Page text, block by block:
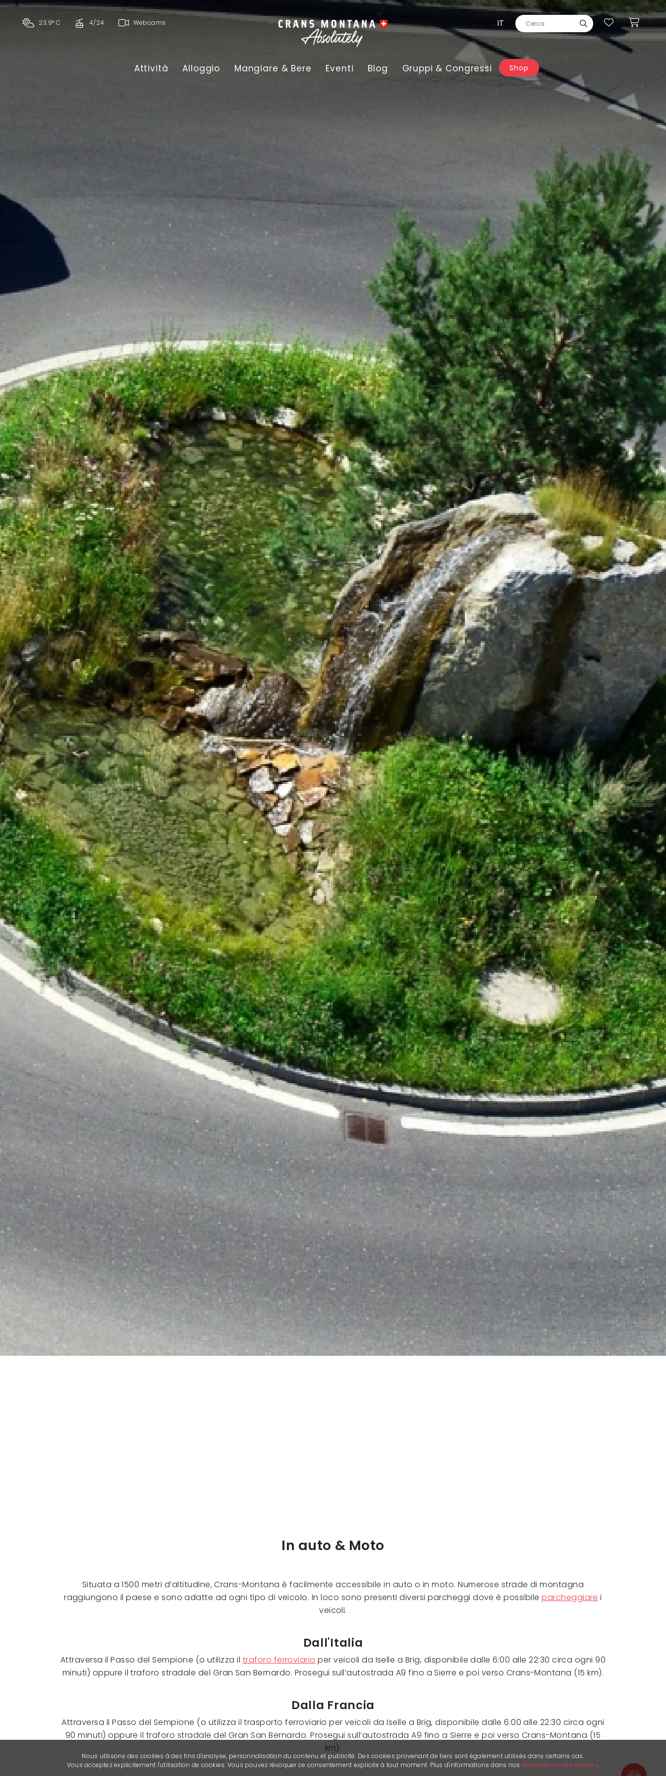
23.9° C 4/24 Webcams IT
Attività Alloggio Mangiare & Bere Eventi Blog Gruppi & Congressi Shop
In auto & Moto
Situata a 1500 metri d’altitudine, Crans-Montana è facilmente accessibile in auto o in moto. Numerose strade di montagna
raggiungono il paese e sono adatte ad ogni tipo di veicolo. In loco sono presenti diversi parcheggi dove è possibileparcheggiare i
veicoli.
Dall'Italia
Attraversa il Passo del Sempione (o utilizza il traforo ferroviario per veicoli da Iselle a Brig, disponibile dalle 6:00 alle 22:30 circa ogni 90
minuti) oppure il traforo stradale del Gran San Bernardo. Prosegui sull’autostrada A9 fino a Sierre e poi verso Crans-Montana (15 km).
Dalla Francia
Attraversa il Passo del Sempione (o utilizza il trasporto ferroviario per veicoli da Iselle a Brig, disponibile dalle 6:00 alle 22:30 circa ogni
90 minuti) oppure il traforo stradale del Gran San Bernardo. Prosegui sull’autostrada A9 fino a Sierre e poi verso Crans-Montana (15
km).
Nous utilisons des cookies à des fins d'analyse, personnalisation du contenu et publicité. Des cookies provenant de tiers sont également utilisés dans certains cas.
Vous acceptez explicitement l'utilisation de cookies. Vous pouvez révoquer ce consentement explicite à tout moment. Plus d'informations dans nos directives sur les cookies.